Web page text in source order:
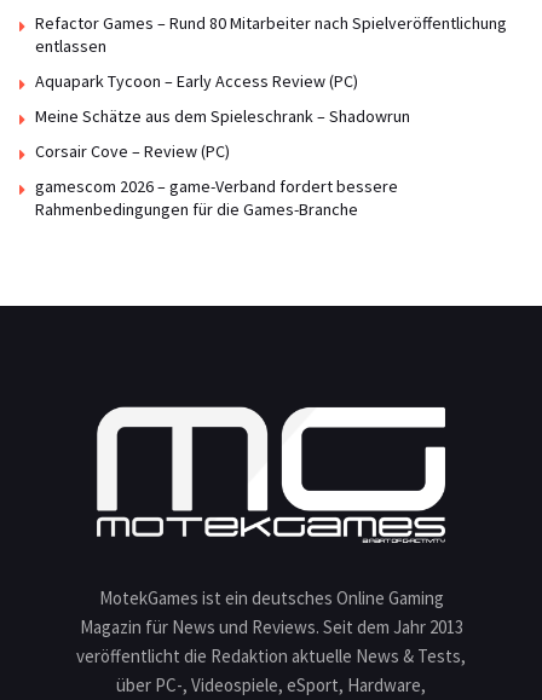
Refactor Games – Rund 80 Mitarbeiter nach Spielveröffentlichung
entlassen
Aquapark Tycoon – Early Access Review (PC)
Meine Schätze aus dem Spieleschrank – Shadowrun
Corsair Cove – Review (PC)
gamescom 2026 – game-Verband fordert bessere
Rahmenbedingungen für die Games-Branche
MotekGames ist ein deutsches Online Gaming
Magazin für News und Reviews. Seit dem Jahr 2013
veröffentlicht die Redaktion aktuelle News & Tests,
über PC-, Videospiele, eSport, Hardware,